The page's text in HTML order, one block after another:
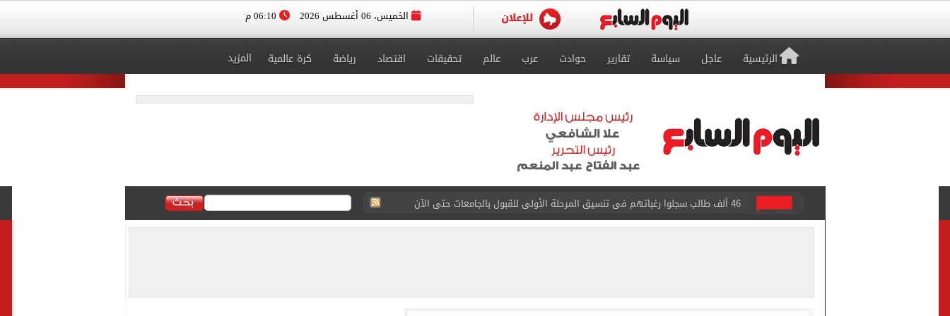
الخميس، 06 أغسطس 2026
الرئيسية عاجل سياسة تقارير حوادث عرب عالم تحقيقات اقتصاد رياضة كرة عالمية المزيد
اليورو يغلق تعاملات اليوم الخميس على تراجع أمام الجنيه بالبنوك المصرية
جهاز العبور الجديدة يعلن الانتهاء من تنفيذ أعمال ربط طريق R4 بمصر–الإسماعيلية
الرئيس السيسى وملك البحرين يؤكدان ضرورة بذل كل الجهود لوقف الحروب والنزاعات